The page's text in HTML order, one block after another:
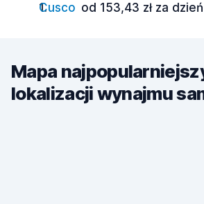
Cusco od 153,43 zł za dzień
Mapa
lokalizacji wynajmu